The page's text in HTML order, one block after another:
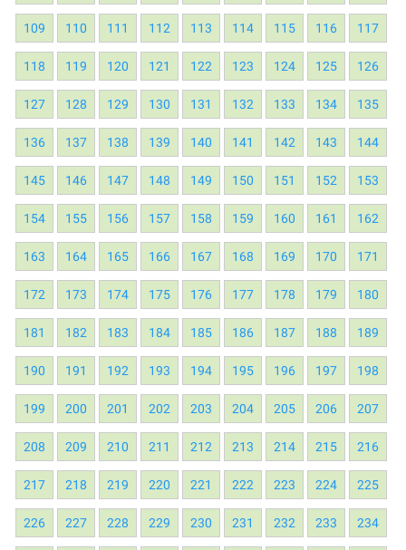
109 110 111 112 113 114 115 116 117
118 119 120 121 122 123 124 125 126
127 128 129 130 131 132 133 134 135
136 137 138 139 140 141 142 143 144
145 146 147 148 149 150 151 152 153
154 155 156 157 158 159 160 161 162
163 164 165 166 167 168 169 170 171
172 173 174 175 176 177 178 179 180
181 182 183 184 185 186 187 188 189
190 191 192 193 194 195 196 197 198
199 200 201 202 203 204 205 206 207
208 209 210 211 212 213 214 215 216
217 218 219 220 221 222 223 224 225
226 227 228 229 230 231 232 233 234